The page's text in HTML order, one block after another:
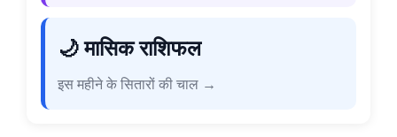
🌙 मासिक राशिफल
इस महीने के सितारों की चाल →